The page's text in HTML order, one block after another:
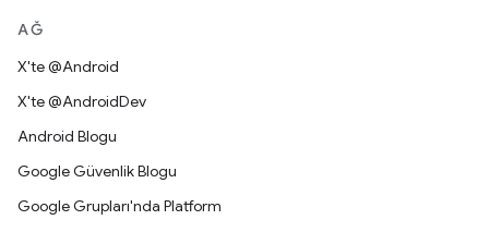
AĞ
X'te @Android
X'te @AndroidDev
Android Blogu
Google Güvenlik Blogu
Google Grupları'nda Platform